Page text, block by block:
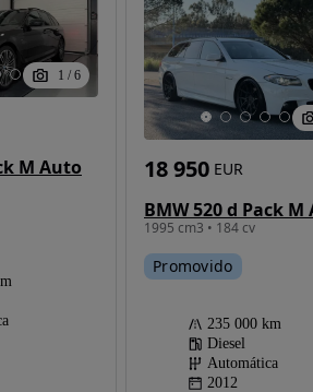
1 / 6
M Auto
BMW 520 d Pack M
1995 cm3 • 184 cv
18 950 EUR
Promovido
235 000 km
Diesel
Automática
2012